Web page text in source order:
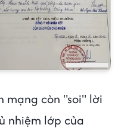
mạng còn "soi" lời
nhiệm lớp của